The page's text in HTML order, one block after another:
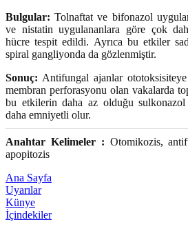
Bulgular: Tolnaftat ve bifonazol
ve nistatin uygulananlara göre çok
hücre tespit edildi. Ayrıca bu etkiler
spiral gangliyonda da gözlenmiştir.
Sonuç: Antifungal ajanlar
membran perforasyonu olan vakalarda
bu etkilerin daha az olduğu sulkonazol
daha emniyetli olur.
Anahtar Kelimeler : Otomikozis,
apopitozis
Ana Sayfa
Uyarılar
Künye
İçindekiler